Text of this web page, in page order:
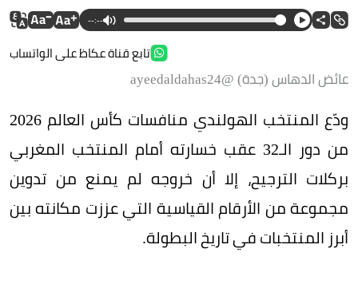
--:--
تابع قناة عكاظ على الواتساب
عائض الدهاس (جدة) @ayeedaldahas24
ودّع المنتخب الهولندي منافسات كأس العالم 2026
من دور الـ32 عقب خسارته أمام المنتخب المغربي
بركلات الترجيح، إلا أن خروجه لم يمنع من تدوين
مجموعة من الأرقام القياسية التي عززت مكانته بين
أبرز المنتخبات في تاريخ البطولة.